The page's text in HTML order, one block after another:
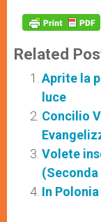
Related
Aprite la
luce
Concilio
Volete
In